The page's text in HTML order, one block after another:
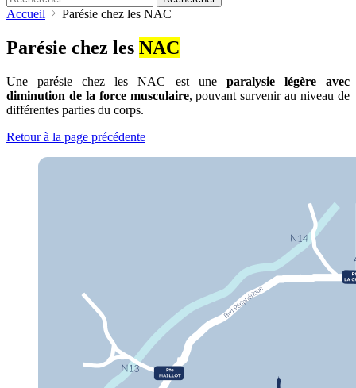
Accueil Parésie chez les NAC
Parésie chez les NAC
Une parésie chez les NAC est uneparalysie légère avec
diminution de la force musculaire, pouvant survenir au niveau de
différentes parties du corps.
Retour à la page précédente